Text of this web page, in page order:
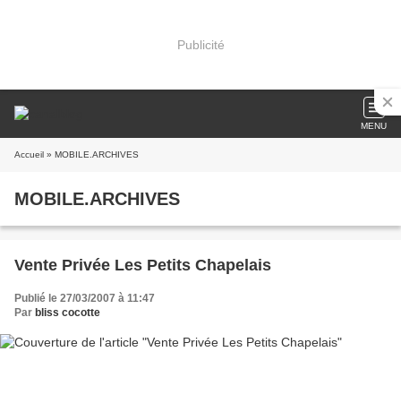
Publicité
MENU
Accueil » MOBILE.ARCHIVES
MOBILE.ARCHIVES
Vente Privée Les Petits Chapelais
Publié le 27/03/2007 à 11:47
Par bliss cocotte